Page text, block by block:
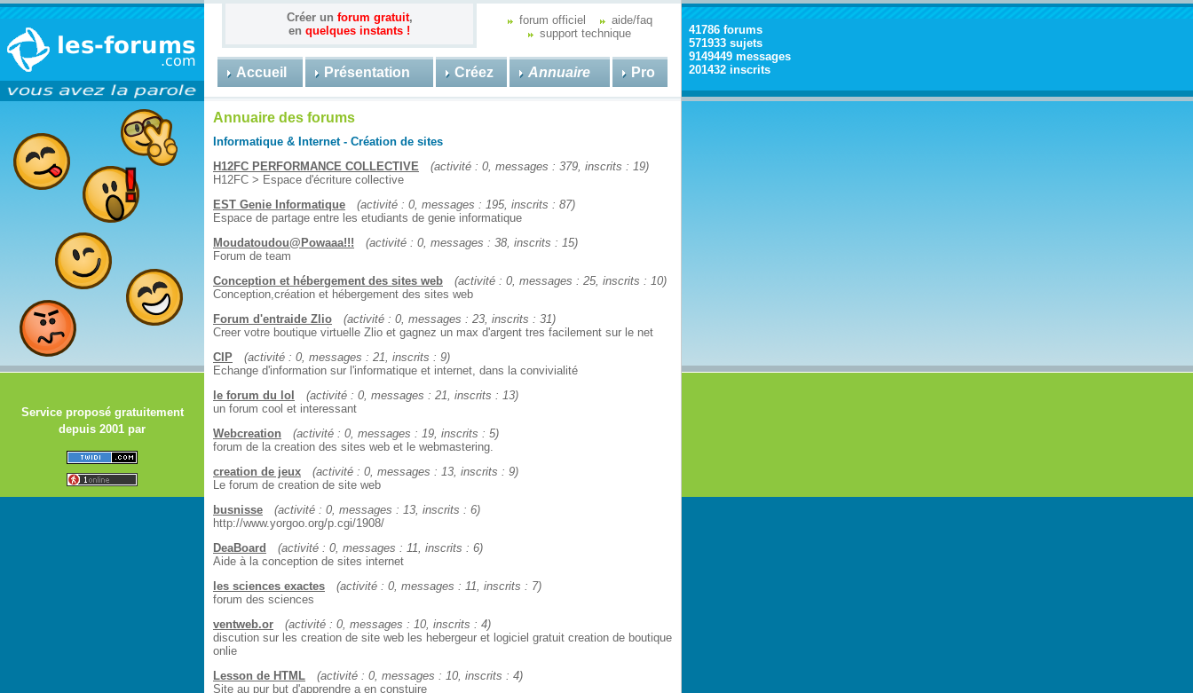
Service proposé gratuitement
depuis 2001 par
Créer un forum gratuit,
en quelques instants !
forum officiel
aide/faq
support technique
Accueil Présentation Créez Annuaire Pro
Annuaire des forums
Informatique & Internet - Création de sites
H12FC PERFORMANCE COLLECTIVE
(activité : 0, messages : 379, inscrits : 19)
H12FC > Espace d'écriture collective
EST Genie Informatique
(activité : 0, messages : 195, inscrits : 87)
Espace de partage entre les etudiants de genie informatique
Moudatoudou@Powaaa!!!
(activité : 0, messages : 38, inscrits : 15)
Forum de team
Conception et hébergement des sites web
(activité : 0, messages : 25, inscrits : 10)
Conception,création et hébergement des sites web
Forum d'entraide Zlio
(activité : 0, messages : 23, inscrits : 31)
Creer votre boutique virtuelle Zlio et gagnez un max d'argent tres facilement sur le net
CIP
(activité : 0, messages : 21, inscrits : 9)
Echange d'information sur l'informatique et internet, dans la convivialité
le forum du lol
(activité : 0, messages : 21, inscrits : 13)
un forum cool et interessant
Webcreation
(activité : 0, messages : 19, inscrits : 5)
forum de la creation des sites web et le webmastering.
creation de jeux
(activité : 0, messages : 13, inscrits : 9)
Le forum de creation de site web
busnisse
(activité : 0, messages : 13, inscrits : 6)
http://www.yorgoo.org/p.cgi/1908/
DeaBoard
(activité : 0, messages : 11, inscrits : 6)
Aide à la conception de sites internet
les sciences exactes
(activité : 0, messages : 11, inscrits : 7)
forum des sciences
ventweb.or
(activité : 0, messages : 10, inscrits : 4)
discution sur les creation de site web les hebergeur et logiciel gratuit creation de boutique
onlie
Lesson de HTML
(activité : 0, messages : 10, inscrits : 4)
Site au pur but d'apprendre a en constuire
41786 forums
571933 sujets
9149449 messages
201432 inscrits